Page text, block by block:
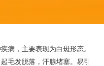
，主要表现为白斑形态。
毛发脱落，汗腺堵塞。易引